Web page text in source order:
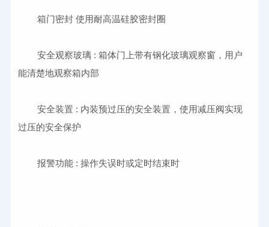
箱门密封 使用耐高温硅胶密封圈
安全观察玻璃 : 箱体门上带有钢化玻璃观察窗，用户
安全装置 : 内装预过压的安全装置，使用减压阀实现
报警功能